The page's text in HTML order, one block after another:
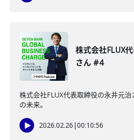
株式会社FLUX
さん #4
株式会社FLUX代表取締役の永井元
の未来。
2026.02.26 |00:10:56